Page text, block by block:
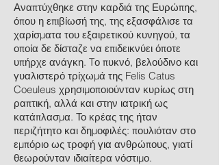
Αναπτύχθηκε στην καρδιά της Ευρώπης,
όπου η επιβίωσή της, της εξασφάλισε τα
χαρίσματα του εξαιρετικού κυνηγού, τα
οποία δε δίσταζε να επιδεικνύει όποτε
υπήρχε ανάγκη. Tο πυκνό, βελούδινο και
γυαλιστερό τρίχωμά της Felis Catus
Coeuleus χρησιμοποιούνταν κυρίως στη
ραπτική, αλλά και στην ιατρική ως
κατάπλασμα. Το κρέας της ήταν
περιζήτητο και δημοφιλές: πουλιόταν στο
εμπόριο ως τροφή για ανθρώπους, γιατί
θεωρούνταν ιδιαίτερα νόστιμο.